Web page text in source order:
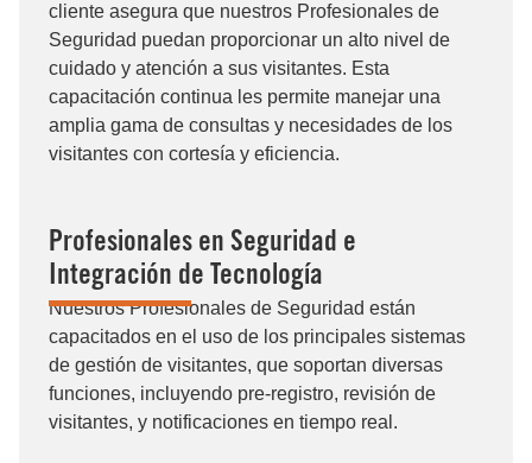
cliente asegura que nuestros Profesionales de
Seguridad puedan proporcionar un alto nivel de
cuidado y atención a sus visitantes. Esta
capacitación continua les permite manejar una
amplia gama de consultas y necesidades de los
visitantes con cortesía y eficiencia.
Profesionales en Seguridad e
Integración de Tecnología
Nuestros Profesionales de Seguridad están
capacitados en el uso de los principales sistemas
de gestión de visitantes, que soportan diversas
funciones, incluyendo pre-registro, revisión de
visitantes, y notificaciones en tiempo real​.